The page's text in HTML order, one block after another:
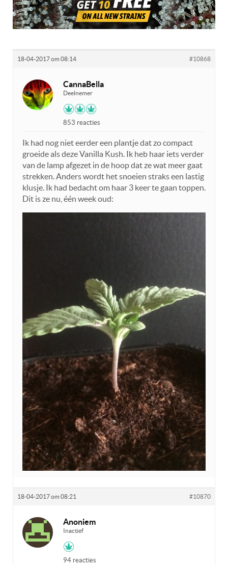
18-04-2017 om 08:14 #10868
CannaBella
Deelnemer
853 reacties
Ik had nog niet eerder een plantje dat zo compact
groeide als deze Vanilla Kush. Ik heb haar iets verder
van de lamp afgezet in de hoop dat ze wat meer gaat
strekken. Anders wordt het snoeien straks een lastig
klusje. Ik had bedacht om haar 3 keer te gaan toppen.
Dit is ze nu, één week oud:
18-04-2017 om 08:21 #10870
Anoniem
Inactief
94 reacties